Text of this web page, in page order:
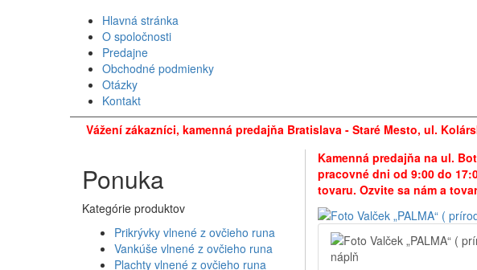
Hlavná stránka
O spoločnosti
Predajne
Obchodné podmienky
Otázky
Kontakt
Vážení zákazníci, kamenná predajňa Bratislava - Staré Mesto, ul.
Ponuka
Kategórie produktov
Prikrývky vlnené z ovčieho runa
Vankúše vlnené z ovčieho runa
Plachty vlnené z ovčieho runa
Kamenná predajňa na ul.
pracovné dni od 9:00 do
tovaru. Ozvite sa nám a